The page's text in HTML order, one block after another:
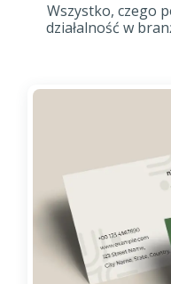
Wszystko, czego
działalność w